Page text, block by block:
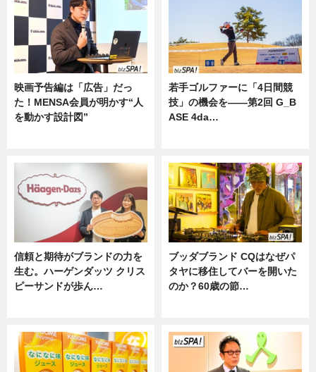
映画予告編は「広告」だっ
た！MENSA会員が明かす“人
を動かす設計図”
若手ゴルファーに「4日間競
技」の機会を——第2回 G_B
ASE 4da…
信頼と期待がブランドの力を
生む。ハーゲンダッツ クリス
ピーサンドが歩ん…
ブッダブランド CQはなぜパ
タヤに移住してバーを開いた
のか？60歳の節…